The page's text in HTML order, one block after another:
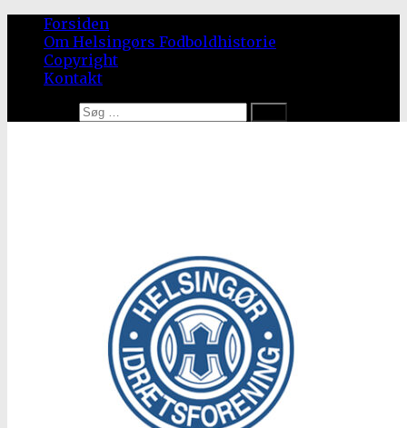
Forsiden
Om Helsingørs Fodboldhistorie
Copyright
Kontakt